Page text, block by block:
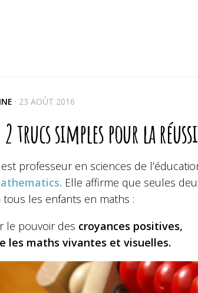
· 23 AOÛT 2016
2 trucs simples pour la
professeur en sciences de
Elle affirme que seules
tous les enfants en maths :
le pouvoir des croyances positives,
les maths vivantes et visuelles.